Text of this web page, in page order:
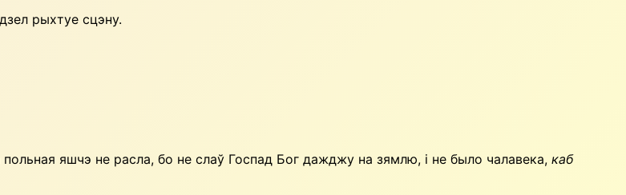
рыхтуе сцэну.
польная яшчэ не расла, бо не слаў Госпад Бог дажджу на зямлю, і не было чалавека, каб